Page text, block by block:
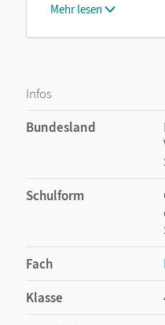
Mehr lesen
Infos
Bundesland
Schulform
Fach
Klasse